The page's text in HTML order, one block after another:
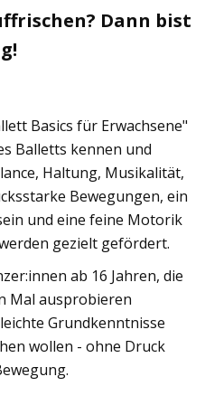
Dann bist
Basics für Erwachsene"
Balletts kennen und
Haltung, Musikalität,
Bewegungen, ein
und eine feine Motorik
gezielt gefördert.
ab 16 Jahren, die
Mal ausprobieren
Grundkenntnisse
wollen - ohne Druck